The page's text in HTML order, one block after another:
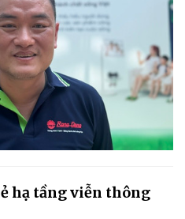
hạ tầng viễn thông